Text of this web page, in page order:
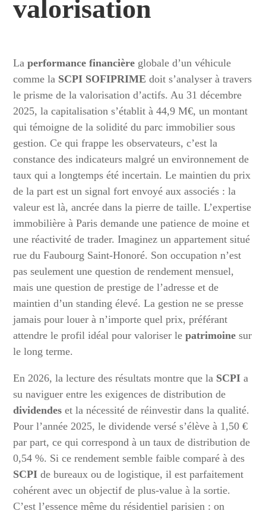
valorisation
Laperformance financière globale d’un véhicule
comme la SCPI SOFIPRIME doit s’analyser à travers
le prisme de la valorisation d’actifs. Au 31 décembre
2025, la capitalisation s’établit à 44,9 M€, un montant
qui témoigne de la solidité du parc immobilier sous
gestion. Ce qui frappe les observateurs, c’est la
constance des indicateurs malgré un environnement de
taux qui a longtemps été incertain. Le maintien du prix
de la part est un signal fort envoyé aux associés : la
valeur est là, ancrée dans la pierre de taille. L’expertise
immobilière à Paris demande une patience de moine et
une réactivité de trader. Imaginez un appartement situé
rue du Faubourg Saint-Honoré. Son occupation n’est
pas seulement une question de rendement mensuel,
mais une question de prestige de l’adresse et de
maintien d’un standing élevé. La gestion ne se presse
jamais pour louer à n’importe quel prix, préférant
attendre le profil idéal pour valoriser lepatrimoine sur
le long terme.
En 2026, la lecture des résultats montre que la SCPI a
su naviguer entre les exigences de distribution de
dividendes et la nécessité de réinvestir dans la qualité.
Pour l’année 2025, le dividende versé s’élève à 1,50 €
par part, ce qui correspond à un taux de distribution de
0,54 %. Si ce rendement semble faible comparé à des
SCPI de bureaux ou de logistique, il est parfaitement
cohérent avec un objectif de plus-value à la sortie.
C’est l’essence même du résidentiel parisien : on